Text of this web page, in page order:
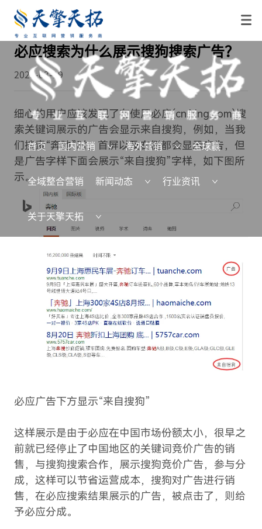
首页 国内营销 海外营销 全球赢
全域整合营销 新闻动态 行业资讯
关于天擎天拓
必应搜索为什么展示搜狗搜索广告？
2025-03-19
细心的用户应该发现了在使用必应(cn.bing.com)搜
索关键词展示的广告会显示来自搜狗，例如，当我
们搜索“奔驰”时，首屏以及右侧都会显示广告，但
是广告字样下面会展示“来自搜狗”字样，如下图所
示。
必应广告下方显示“来自搜狗”
这样展示是由于必应在中国市场份额太小，很早之
前就已经停止了中国地区的关键词竞价广告的销
售，与搜狗搜索合作，展示搜狗竞价广告，参与分
成，这样可以节省运营成本，搜狗对广告进行销
售，在必应搜索结果展示的广告，被点击了，则给
予必应分成。